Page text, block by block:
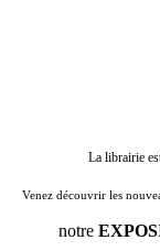
La librairie
Venez découvrir les
notre